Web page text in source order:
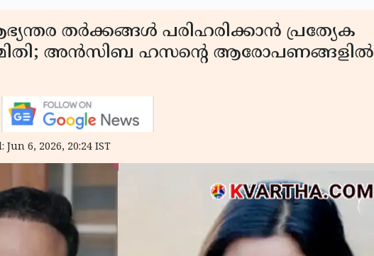
തർക്കങ്ങൾ പരിഹരിക്കാൻ പ്രത്യേക
അൻസിബ ഹസൻ്റെ ആരോപണങ്ങളിൽ
Jun 6, 2026, 20:24 IST